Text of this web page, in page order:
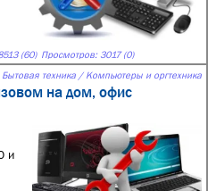
(60) Просмотров: 3017 (0)
Бытовая техника / Компьютеры и оргтехника
на дом, офис
и